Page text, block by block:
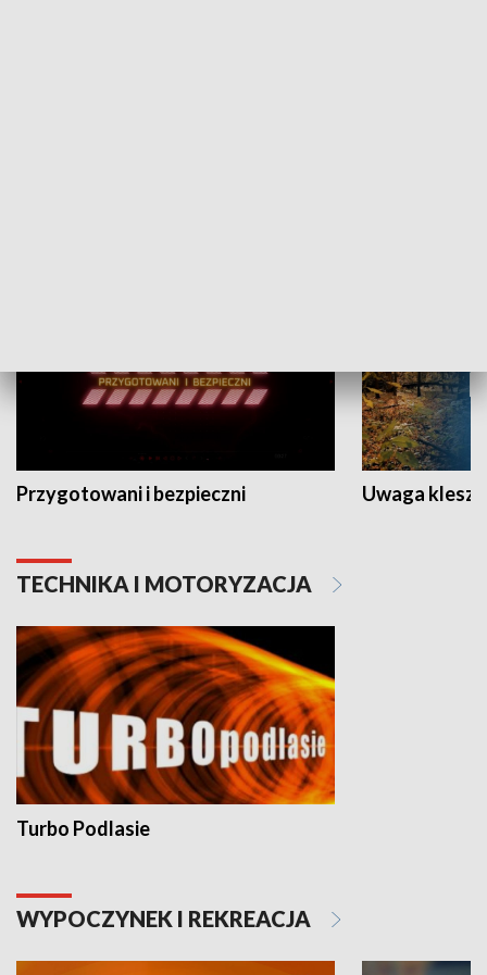
Przygotowani i bezpieczni Uwaga
TECHNIKA I MOTORYZACJA
Turbo Podlasie
WYPOCZYNEK I REKREACJA